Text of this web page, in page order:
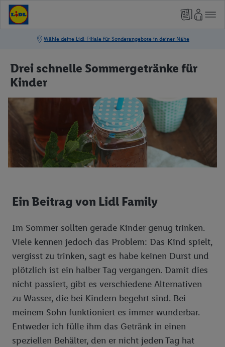
Drei schnelle Sommergetränke für
Kinder
Ein Beitrag von Lidl Family
Im Sommer sollten gerade Kinder genug trinken.
Viele kennen jedoch das Problem: Das Kind spielt,
vergisst zu trinken, sagt es habe keinen Durst und
plötzlich ist ein halber Tag vergangen. Damit dies
nicht passiert, gibt es verschiedene Alternativen
zu Wasser, die bei Kindern begehrt sind. Bei
meinem Sohn funktioniert es immer wunderbar.
Entweder ich fülle ihm das Getränk in einen
speziellen Behälter, den er nicht jeden Tag hat